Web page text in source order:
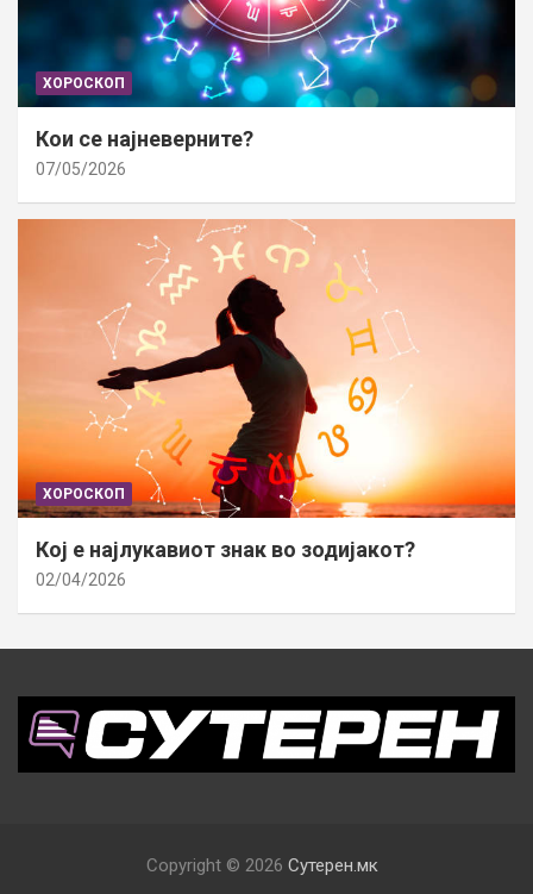
ХОРОСКОП
Кои се најневерните?
07/05/2026
ХОРОСКОП
Кој е најлукавиот знак во зодијакот?
02/04/2026
Copyright © 2026 Сутерен.мк